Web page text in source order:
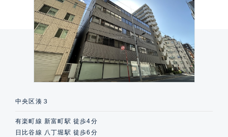
中央区湊３
有楽町線 新富町駅 徒歩4分
日比谷線 八丁堀駅 徒歩6分